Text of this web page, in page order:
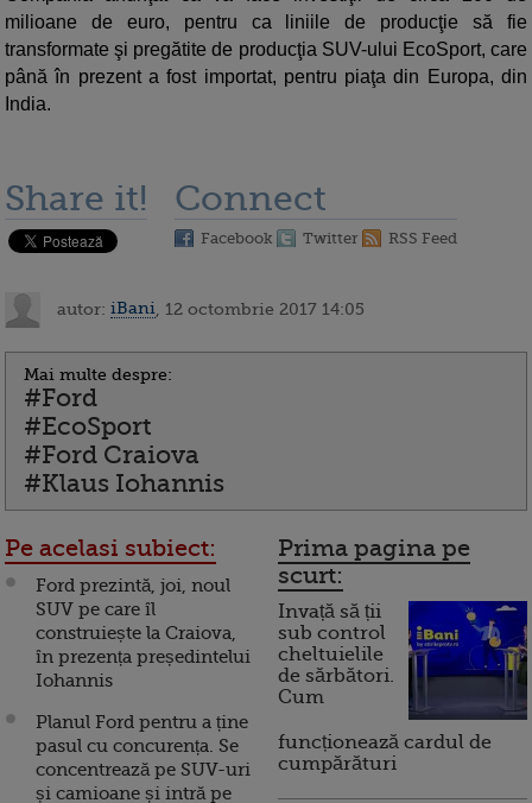
milioane de euro, pentru ca liniile de producţie să fie
transformate şi pregătite de producţia SUV-ului EcoSport, care
până în prezent a fost importat, pentru piaţa din Europa, din
India.
Share it! Connect
Facebook Twitter RSS Feed
autor: iBani , 12 octombrie 2017 14:05
Mai multe despre:
#Ford
#EcoSport
#Ford Craiova
#Klaus Iohannis
Pe acelasi subiect:
Ford prezintă, joi, noul
SUV pe care îl
construiește la Craiova,
în prezența președintelui
Iohannis
Planul Ford pentru a ține
pasul cu concurența. Se
concentrează pe SUV-uri
și camioane și intră pe
Prima pagina pe
scurt:
Invață să ții
sub control
cheltuielile
de sărbători.
Cum
funcționează cardul de
cumpărături